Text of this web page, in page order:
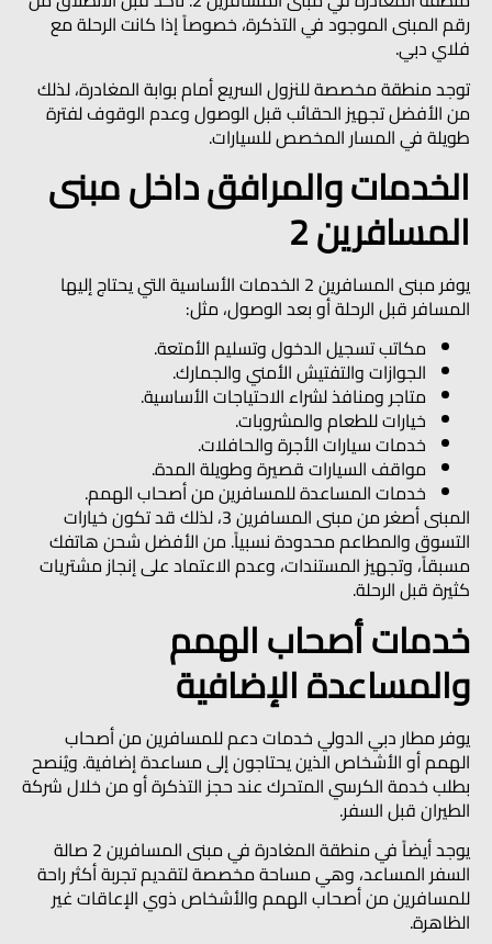
رقم المبنى الموجود في التذكرة، خصوصاً إذا كانت الرحلة مع
فلاي دبي.
توجد منطقة مخصصة للنزول السريع أمام بوابة المغادرة، لذلك
من الأفضل تجهيز الحقائب قبل الوصول وعدم الوقوف لفترة
طويلة في المسار المخصص للسيارات.
الخدمات والمرافق داخل مبنى
المسافرين 2
يوفر مبنى المسافرين 2 الخدمات الأساسية التي يحتاج إليها
المسافر قبل الرحلة أو بعد الوصول، مثل:
مكاتب تسجيل الدخول وتسليم الأمتعة.
الجوازات والتفتيش الأمني والجمارك.
متاجر ومنافذ لشراء الاحتياجات الأساسية.
خيارات للطعام والمشروبات.
خدمات سيارات الأجرة والحافلات.
مواقف السيارات قصيرة وطويلة المدة.
خدمات المساعدة للمسافرين من أصحاب الهمم.
المبنى أصغر من مبنى المسافرين 3، لذلك قد تكون خيارات
التسوق والمطاعم محدودة نسبياً. من الأفضل شحن هاتفك
مسبقاً، وتجهيز المستندات، وعدم الاعتماد على إنجاز مشتريات
كثيرة قبل الرحلة.
خدمات أصحاب الهمم
والمساعدة الإضافية
يوفر مطار دبي الدولي خدمات دعم للمسافرين من أصحاب
الهمم أو الأشخاص الذين يحتاجون إلى مساعدة إضافية. ويُنصح
بطلب خدمة الكرسي المتحرك عند حجز التذكرة أو من خلال شركة
الطيران قبل السفر.
يوجد أيضاً في منطقة المغادرة في مبنى المسافرين 2 صالة
السفر المساعد، وهي مساحة مخصصة لتقديم تجربة أكثر راحة
للمسافرين من أصحاب الهمم والأشخاص ذوي الإعاقات غير
الظاهرة.